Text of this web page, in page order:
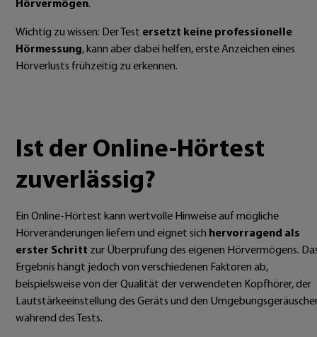
Hörvermögen.
Wichtig zu wissen: Der Test ersetzt keine professionelle
Hörmessung, kann aber dabei helfen, erste Anzeichen eines
Hörverlusts frühzeitig zu erkennen.
Ist der Online-Hörtest
zuverlässig?
Ein Online-Hörtest kann wertvolle Hinweise auf mögliche
Hörveränderungen liefern und eignet sich hervorragend als
erster Schritt zur Überprüfung des eigenen Hörvermögens.
Ergebnis hängt jedoch von verschiedenen Faktoren ab,
beispielsweise von der Qualität der verwendeten Kopfhörer, der
Lautstärkeeinstellung des Geräts und den
während des Tests.